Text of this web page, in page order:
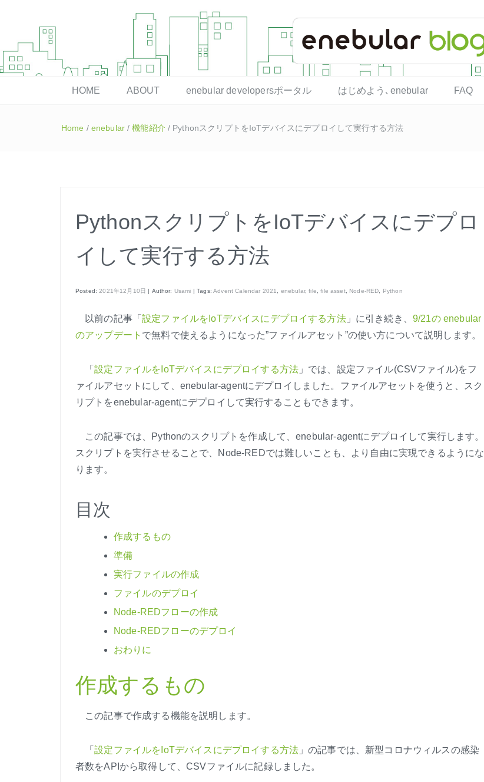
enebular 公式 技術ブログ
HOME ABOUT enebular developersポータル はじめよう､enebular FAQ
Home / enebular / 機能紹介 / PythonスクリプトをIoTデバイスにデプロイして実行する方法
PythonスクリプトをIoTデバイスにデプロ
イして実行する方法
Posted:2021年12月10日 | Author: Usami | Tags:Advent Calendar 2021, enebular,file,file asset, Node-RED, Python
以前の記事「設定ファイルをIoTデバイスにデプロイする方法」に引き続き、 9/21の enebular
のアップデート で無料で使えるようになった”ファイルアセット”の使い方について説明します。
「設定ファイルをIoTデバイスにデプロイする方法 」では、設定ファイル(CSVファイル)をフ
ァイルアセットにして、enebular-agentにデプロイしました。ファイルアセットを使うと、スク
リプトをenebular-agentにデプロイして実行することもできます。
この記事では、Pythonのスクリプトを作成して、enebular-agentにデプロイして実行します。
スクリプトを実行させることで、Node-REDでは難しいことも、より自由に実現できるようにな
ります。
目次
作成するもの
準備
実行ファイルの作成
ファイルのデプロイ
Node-REDフローの作成
Node-REDフローのデプロイ
おわりに
作成するもの
この記事で作成する機能を説明します。
「設定ファイルをIoTデバイスにデプロイする方法 」の記事では、新型コロナウィルスの感染
者数をAPIから取得して、CSVファイルに記録しました。